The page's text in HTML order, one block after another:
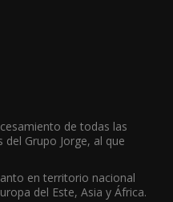
de todas las
Grupo Jorge, al que
en territorio nacional
del Este, Asia y África.